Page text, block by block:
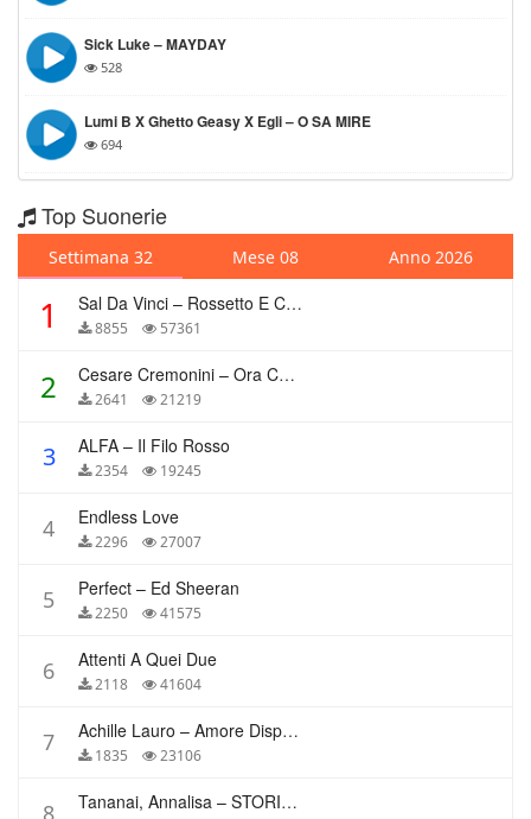
Sick Luke – MAYDAY
528
Lumi B X Ghetto Geasy X Egli – O SA MIRE
694
Top Suonerie
Settimana 32 Mese 08 Anno 2026
1 Sal Da Vinci – Rossetto E Caffè
8855 57361
2 Cesare Cremonini – Ora Che Non Ho Più Te
2641 21219
3 ALFA – Il Filo Rosso
2354 19245
4 Endless Love
2296 27007
5 Perfect – Ed Sheeran
2250 41575
6 Attenti A Quei Due
2118 41604
7 Achille Lauro – Amore Disperato
1835 23106
8 Tananai, Annalisa – STORIE BREVI